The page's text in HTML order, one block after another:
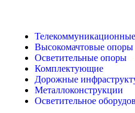
Высокомачтовые опоры
Осветительные опоры
Комплектующие
Дорожные
Металлоконструкции
Осветительное